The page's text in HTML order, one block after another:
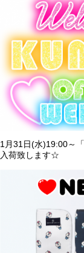
1月31日(水)19:00～
入荷致します☆